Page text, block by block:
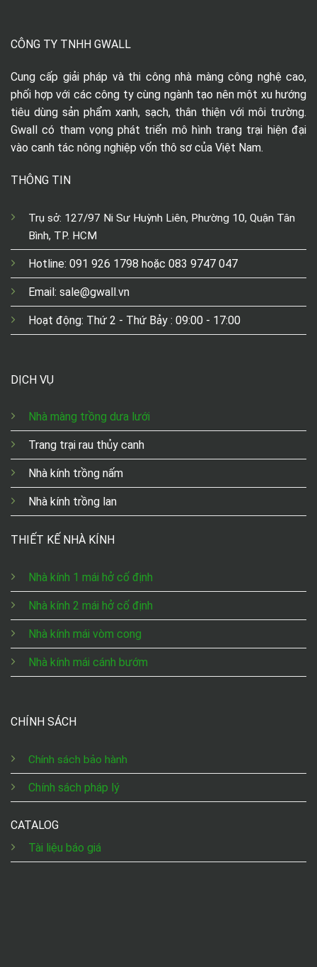
CÔNG TY TNHH GWALL
Cung cấp giải pháp và thi công nhà màng công nghệ cao,
phối hợp với các công ty cùng ngành tạo nên một xu hướng
tiêu dùng sản phẩm xanh, sạch, thân thiện với môi trường.
Gwall có tham vọng phát triển mô hình trang trại hiện đại
vào canh tác nông nghiệp vốn thô sơ của Việt Nam.
THÔNG TIN
Trụ sở: 127/97 Ni Sư Huỳnh Liên, Phường 10, Quận Tân
Bình, TP. HCM
Hotline: 091 926 1798 hoặc 083 9747 047
Email: sale@gwall.vn
Hoạt động: Thứ 2 - Thứ Bảy : 09:00 - 17:00
DỊCH VỤ
Nhà màng trồng dưa lưới
Trang trại rau thủy canh
Nhà kính trồng nấm
Nhà kính trồng lan
THIẾT KẾ NHÀ KÍNH
Nhà kính 1 mái hở cố định
Nhà kính 2 mái hở cố định
Nhà kính mái vòm cong
Nhà kính mái cánh bướm
CHÍNH SÁCH
Chính sách bảo hành
Chính sách pháp lý
CATALOG
Tài liệu báo giá